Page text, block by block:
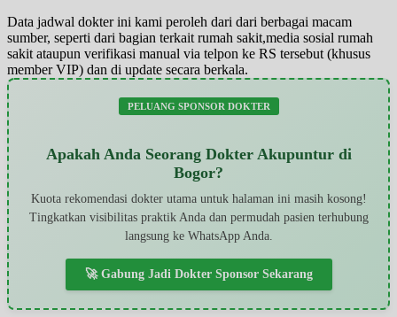
Data jadwal dokter ini kami peroleh dari dari berbagai macam
sumber, seperti dari bagian terkait rumah sakit,media sosial rumah
sakit ataupun verifikasi manual via telpon ke RS tersebut (khusus
member VIP) dan di update secara berkala.
PELUANG SPONSOR DOKTER
Apakah Anda Seorang Dokter Akupuntur di
Bogor?
Kuota rekomendasi dokter utama untuk halaman ini masih kosong!
Tingkatkan visibilitas praktik Anda dan permudah pasien terhubung
langsung ke WhatsApp Anda.
🚀 Gabung Jadi Dokter Sponsor Sekarang